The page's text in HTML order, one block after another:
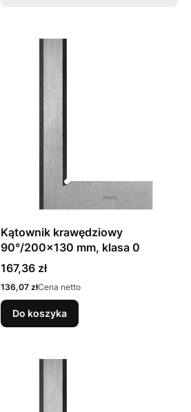
Kątownik krawędziowy
90°/200x130 mm, klasa 0
Cena
167,36 zł
Cena
136,07 złCena netto
Do koszyka